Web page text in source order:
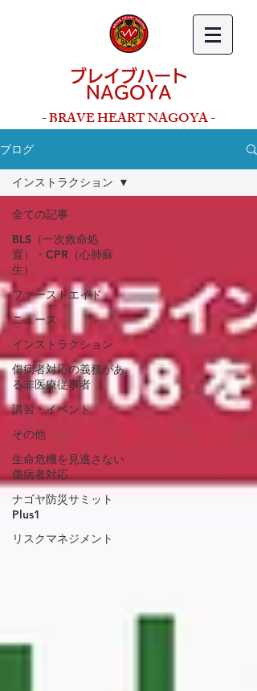
ブレイブハート
NAGOYA
- BRAVE HEART NAGOYA -
ブログ
全ての記事
BLS（一次救命処
置）・CPR（心肺蘇
生）
ファーストエイド
ニュース
インストラクション
傷病者対応の義務があ
る非医療従事者
講習・イベント
その他
生命危機を見逃さない
傷病者対応
ナゴヤ防災サミット
Plus1
リスクマネジメント
インストラクション